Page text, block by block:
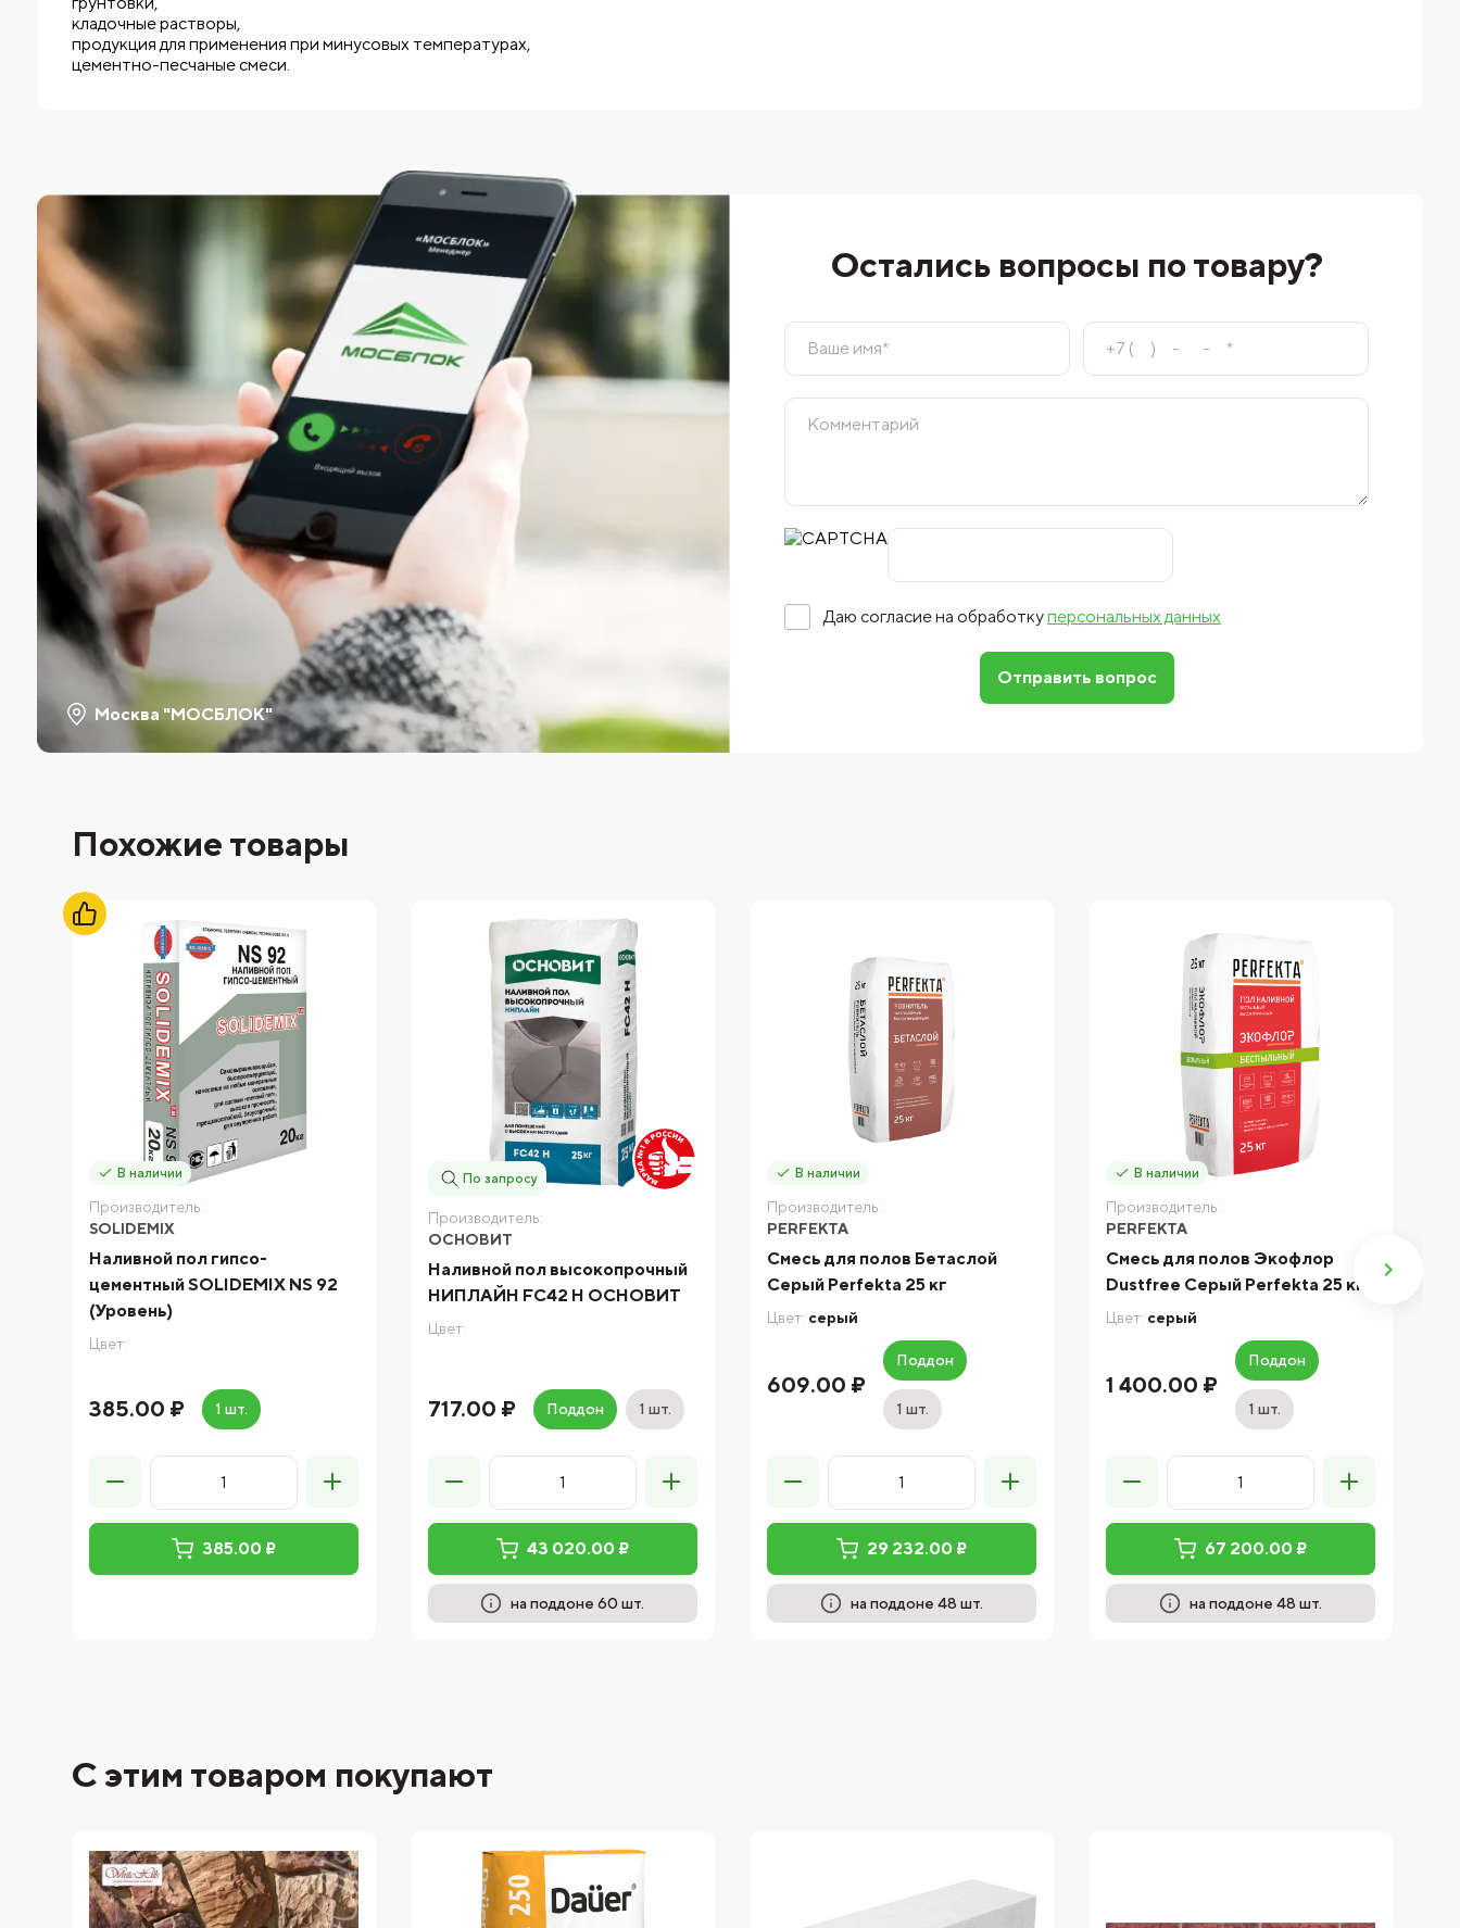
кладочные растворы,
продукция для применения при минусовых температурах,
цементно-песчаные смеси.
Москва "МОСБЛОК"
Остались вопросы по товару?
Даю согласие на обработкуперсональных данных
Отправить вопрос
Похожие товары
В наличии
Производитель:
SOLIDEMIX
Наливной пол гипсо-
цементный SOLIDEMIX NS 92
(Уровень)
Цвет:
385.00 ₽ 1 шт.
385.00 ₽
По запросу
Производитель:
ОСНОВИТ
Наливной пол высокопрочный
НИПЛАЙН FC42 H ОСНОВИТ
Цвет:
717.00 ₽ Поддон 1 шт.
43 020.00 ₽
на поддоне 60 шт.
В наличии
Производитель:
PERFEKTA
Смесь для полов Бетаслой
Серый Perfekta 25 кг
Цвет: серый
609.00 ₽
Поддон
1 шт.
29 232.00 ₽
на поддоне 48 шт.
В наличии
Производитель:
PERFEKTA
Смесь для полов Экофлор
Dustfree Серый Perfekta 25 кг
Цвет: серый
1 400.00 ₽
Поддон
1 шт.
67 200.00 ₽
на поддоне 48 шт.
С этим товаром покупают